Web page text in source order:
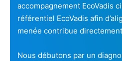
accompagnement EcoVadis
référentiel EcoVadis afin
menée contribue directement
Nous débutons par un